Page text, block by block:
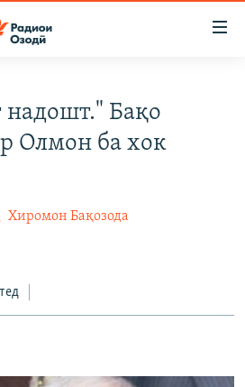
Бақо
Олмон ба хок
Хиромон Бақозода